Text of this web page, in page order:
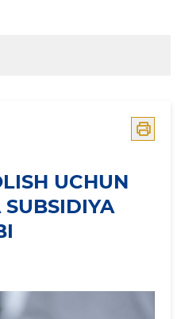
UCHUN